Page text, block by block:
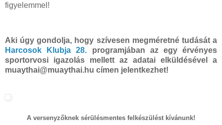
figyelemmel!
Aki úgy gondolja, hogy szívesen megméretné tudását a
Harcosok Klubja 28. programjában az egy érvényes
sportorvosi igazolás mellett az adatai elküldésével a
muaythai@muaythai.hu címen jelentkezhet!
A versenyzőknek sérülésmentes felkészülést kívánunk!